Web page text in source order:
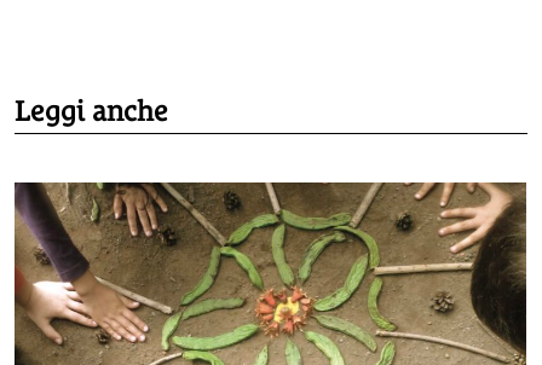
Leggi anche